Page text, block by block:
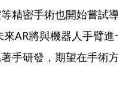
精密手術也開始嘗試導
AR將與機器人手臂進
手研發，期望在手術方